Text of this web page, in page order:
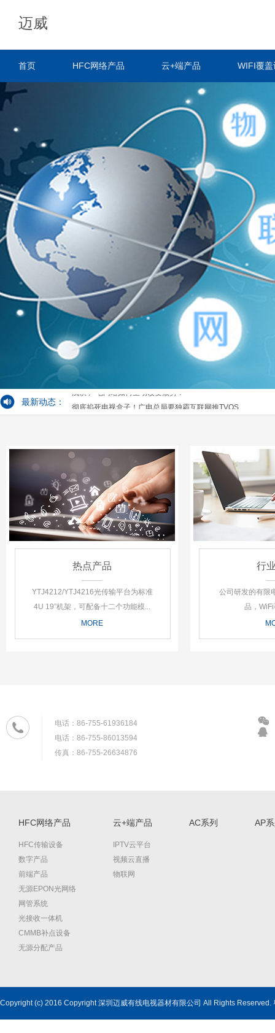
迈威
首页 HFC网络产品 云+端产品 WIFI覆盖
最新动态：
IPTV及视频产业的未来
浅谈 广电网络如何主动改变颓势？
彻底掐死电视盒子！广电总局要独霸互联网推TVOS
热点产品
YTJ4212/YTJ4216光传输平台为标准
4U 19”机架，可配备十二个功能模...
MORE
行
公司研发的有限
品，
电话：86-755-61936184
电话：86-755-86013594
传真：86-755-26634876
HFC网络产品
HFC传输设备
数字产品
前端产品
无源EPON光网络
网管系统
光接收一体机
CMMB补点设备
无源分配产品
云+端产品
IPTV云平台
视频云直播
物联网
AC系列 AP
Copyright (c) 2016 Copyright 深圳迈威有线电视器材有限公司 All Rights Reserved.